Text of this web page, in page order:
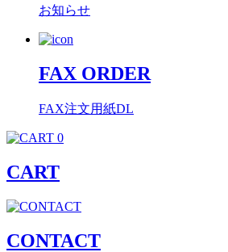
お知らせ
FAX ORDER
FAX注文用紙DL
0
CART
CONTACT